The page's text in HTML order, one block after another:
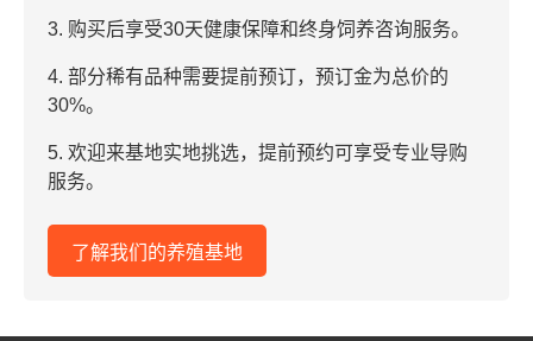
3. 购买后享受30天健康保障和终身饲养咨询服务。
4. 部分稀有品种需要提前预订，预订金为总价的
30%。
5. 欢迎来基地实地挑选，提前预约可享受专业导购
服务。
了解我们的养殖基地